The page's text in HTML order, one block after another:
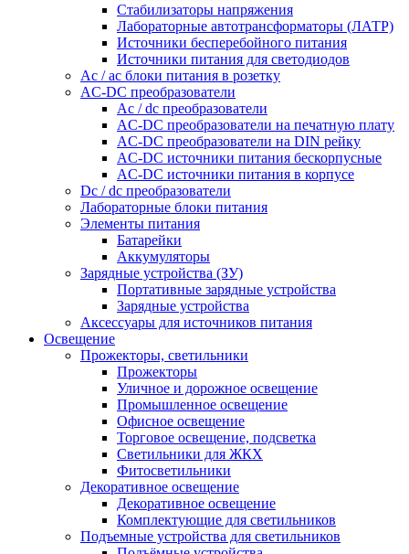
Стабилизаторы напряжения
Лабораторные автотрансформаторы (ЛАТР)
Источники бесперебойного питания
Источники питания для светодиодов
Ac / ac блоки питания в розетку
AC-DC преобразователи
Ac / dc преобразователи
AC-DC преобразователи на печатную плату
AC-DC преобразователи на DIN рейку
AC-DC источники питания бескорпусные
AC-DC источники питания в корпусе
Dc / dc преобразователи
Лабораторные блоки питания
Элементы питания
Батарейки
Аккумуляторы
Зарядные устройства (ЗУ)
Портативные зарядные устройства
Зарядные устройства
Аксессуары для источников питания
Освещение
Прожекторы, светильники
Прожекторы
Уличное и дорожное освещение
Промышленное освещение
Офисное освещение
Торговое освещение, подсветка
Светильники для ЖКХ
Фитосветильники
Декоративное освещение
Декоративное освещение
Комплектующие для светильников
Подъемные устройства для светильников